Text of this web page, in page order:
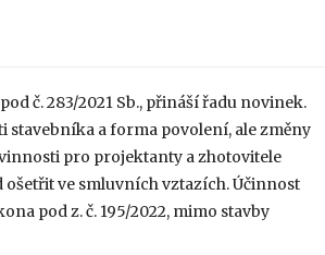
č. 283/2021 Sb., přináší řadu novinek.
stavebníka a forma povolení, ale změny
pro projektanty a zhotovitele
ošetřit ve smluvních vztazích. Účinnost
pod z. č. 195/2022, mimo stavby